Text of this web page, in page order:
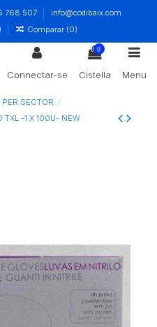
768 507
info@codibaix.com
) Comparar (0)
Connectar-se
0
Cistella Menu
PER SECTOR
TXL -1 X 100U- NEW